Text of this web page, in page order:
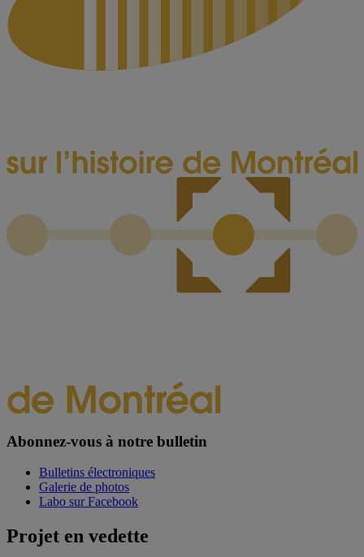
Abonnez-vous à notre bulletin
Bulletins électroniques
Galerie de photos
Labo sur Facebook
Projet en vedette